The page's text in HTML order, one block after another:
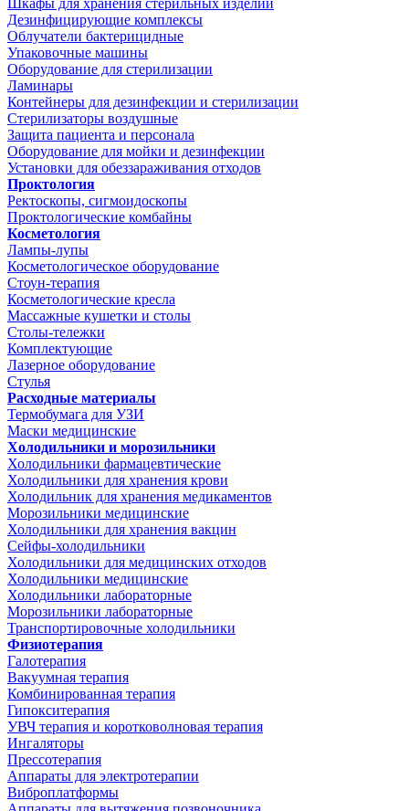
Шкафы для хранения стерильных изделий
Дезинфицирующие комплексы
Облучатели бактерицидные
Упаковочные машины
Оборудование для стерилизации
Ламинары
Контейнеры для дезинфекции и стерилизации
Стерилизаторы воздушные
Защита пациента и персонала
Оборудование для мойки и дезинфекции
Установки для обеззараживания отходов
Проктология
Ректоскопы, сигмоидоскопы
Проктологические комбайны
Косметология
Лампы-лупы
Косметологическое оборудование
Стоун-терапия
Косметологические кресла
Массажные кушетки и столы
Столы-тележки
Комплектующие
Лазерное оборудование
Стулья
Расходные материалы
Термобумага для УЗИ
Маски медицинские
Холодильники и морозильники
Холодильники фармацевтические
Холодильники для хранения крови
Холодильник для хранения медикаментов
Морозильники медицинские
Холодильники для хранения вакцин
Сейфы-холодильники
Холодильники для медицинских отходов
Холодильники медицинские
Холодильники лабораторные
Морозильники лабораторные
Транспортировочные холодильники
Физиотерапия
Галотерапия
Вакуумная терапия
Комбинированная терапия
Гипокситерапия
УВЧ терапия и коротковолновая терапия
Ингаляторы
Прессотерапия
Аппараты для электротерапии
Виброплатформы